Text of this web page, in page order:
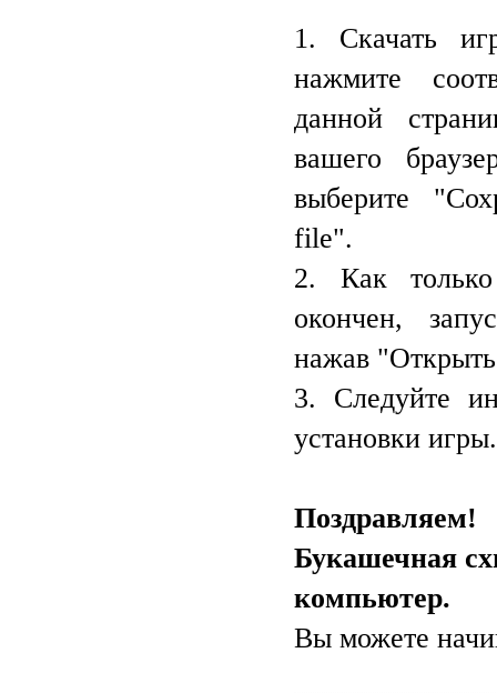
1. Скачать
нажмите
данной
вашего
выберите
file".
2. Как только
окончен,
нажав
3. Следуйте
установки игры.
Букашечная
компьютер.
Вы можете